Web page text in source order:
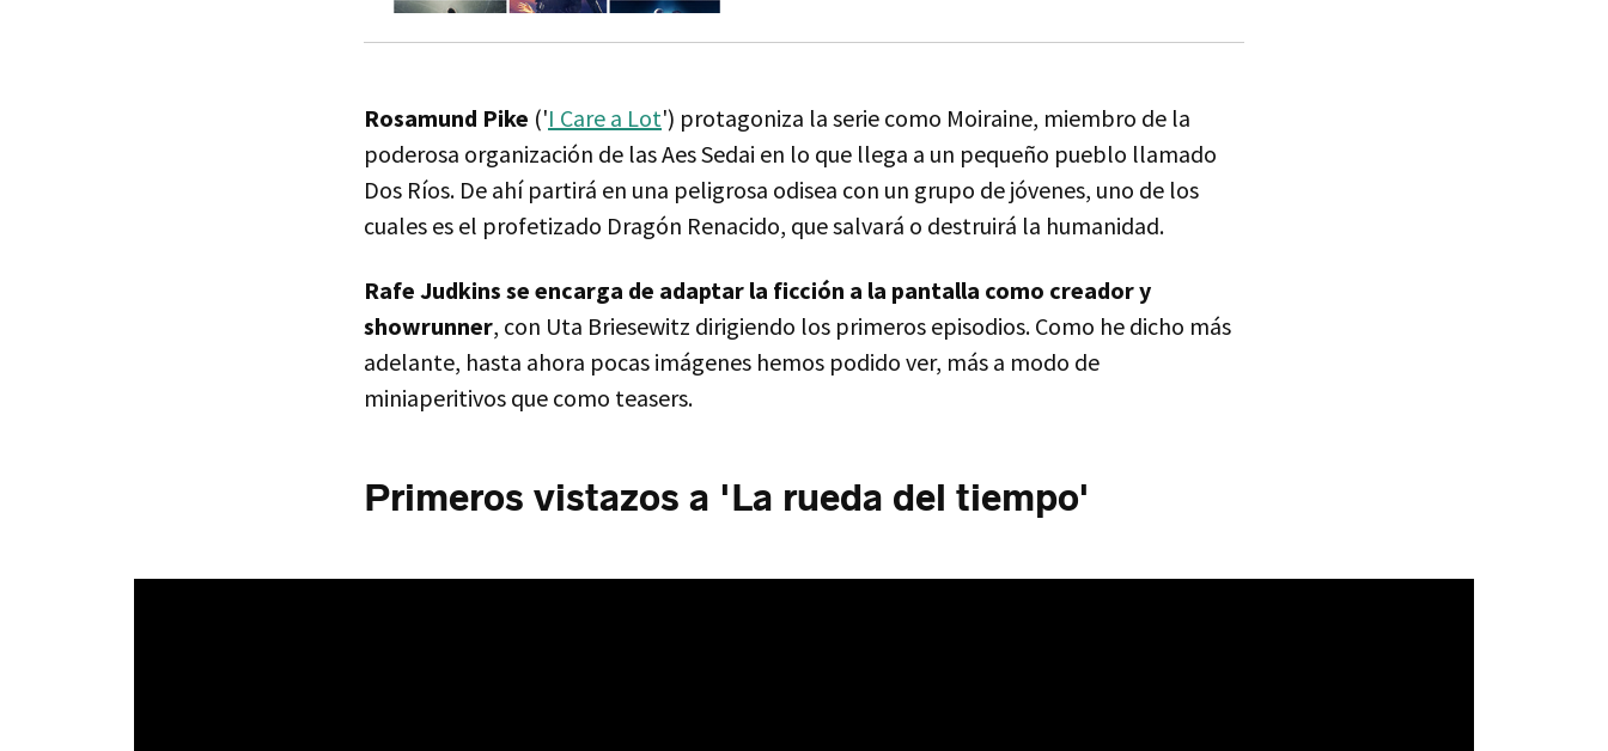
Rosamund Pike ('I Care a Lot') protagoniza la serie como Moiraine, miembro de la
poderosa organización de las Aes Sedai en lo que llega a un pequeño pueblo llamado
Dos Ríos. De ahí partirá en una peligrosa odisea con un grupo de jóvenes, uno de los
cuales es el profetizado Dragón Renacido, que salvará o destruirá la humanidad.
Rafe Judkins se encarga de adaptar la ficción a la pantalla como creador y
showrunner, con Uta Briesewitz dirigiendo los primeros episodios. Como he dicho más
adelante, hasta ahora pocas imágenes hemos podido ver, más a modo de
miniaperitivos que como teasers.
Primeros vistazos a 'La rueda del tiempo'